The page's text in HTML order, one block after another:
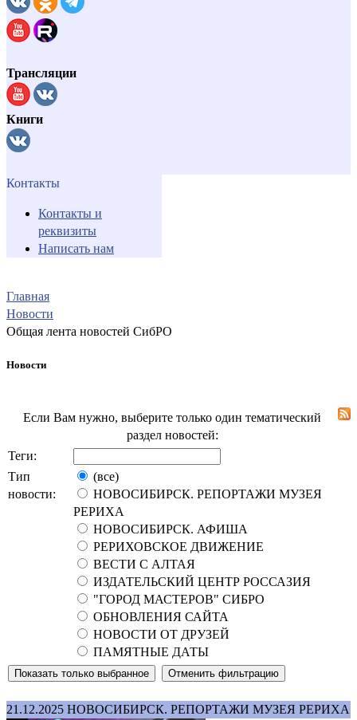
Трансляции
Книги
Контакты
Контакты и
реквизиты
Написать нам
Главная
Новости
Общая лента новостей СибРО
Новости
Если Вам нужно, выберите только один тематический
раздел новостей:
Теги:
Тип
новости:
(все)
НОВОСИБИРСК. РЕПОРТАЖИ МУЗЕЯ
РЕРИХА
НОВОСИБИРСК. АФИША
РЕРИХОВСКОЕ ДВИЖЕНИЕ
ВЕСТИ С АЛТАЯ
ИЗДАТЕЛЬСКИЙ ЦЕНТР РОССАЗИЯ
"ГОРОД МАСТЕРОВ" СИБРО
ОБНОВЛЕНИЯ САЙТА
НОВОСТИ ОТ ДРУЗЕЙ
ПАМЯТНЫЕ ДАТЫ
21.12.2025 НОВОСИБИРСК. РЕПОРТАЖИ МУЗЕЯ РЕРИХА